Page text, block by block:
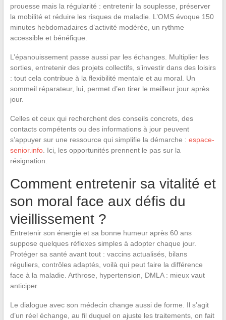
prouesse mais la régularité : entretenir la souplesse, préserver
la mobilité et réduire les risques de maladie. L’OMS évoque 150
minutes hebdomadaires d’activité modérée, un rythme
accessible et bénéfique.
L’épanouissement passe aussi par les échanges. Multiplier les
sorties, entretenir des projets collectifs, s’investir dans des loisirs
: tout cela contribue à la flexibilité mentale et au moral. Un
sommeil réparateur, lui, permet d’en tirer le meilleur jour après
jour.
Celles et ceux qui recherchent des conseils concrets, des
contacts compétents ou des informations à jour peuvent
s’appuyer sur une ressource qui simplifie la démarche : espace-
senior.info. Ici, les opportunités prennent le pas sur la
résignation.
Comment entretenir sa vitalité et
son moral face aux défis du
vieillissement ?
Entretenir son énergie et sa bonne humeur après 60 ans
suppose quelques réflexes simples à adopter chaque jour.
Protéger sa santé avant tout : vaccins actualisés, bilans
réguliers, contrôles adaptés, voilà qui peut faire la différence
face à la maladie. Arthrose, hypertension, DMLA : mieux vaut
anticiper.
Le dialogue avec son médecin change aussi de forme. Il s’agit
d’un réel échange, au fil duquel on ajuste les traitements, on fait